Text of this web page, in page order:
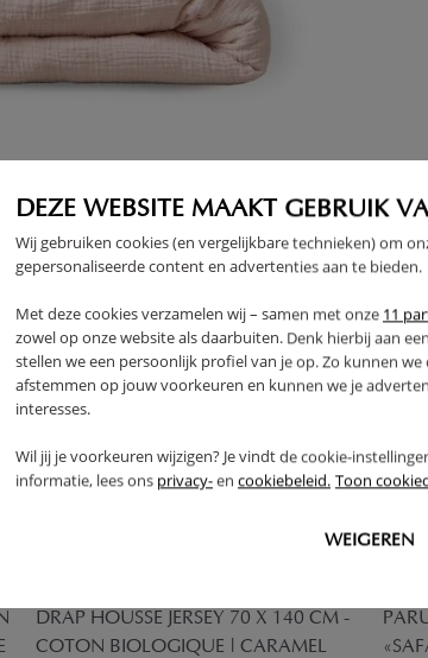
DEZE WEBSITE MAAKT GEBRUIK
Wij gebruiken cookies (en vergelijkbare technieken) om
gepersonaliseerde content en advertenties aan te bieden.
Met deze cookies verzamelen wij – samen met onze 11
zowel op onze website als daarbuiten. Denk hierbij aan
stellen we een persoonlijk profiel van je op. Zo kunnen
afstemmen op jouw voorkeuren en kunnen we je
interesses.
Wil jij je voorkeuren wijzigen? Je vindt de cookie-
informatie, lees ons privacy-en cookiebeleid. Toon
WEIGEREN
DRAP HOUSSE JERSEY 70 X 140 CM -
COTON BIOLOGIQUE | CARAMEL